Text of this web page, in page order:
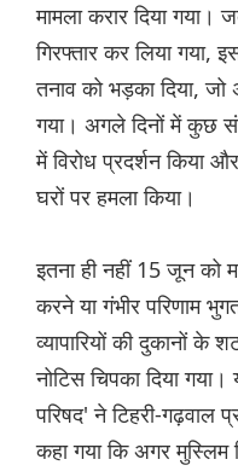
मामला करार दिया गया।
गिरफ्तार कर लिया गया,
तनाव को भड़का दिया,
गया। अगले दिनों में कुछ
में विरोध प्रदर्शन किया
घरों पर हमला किया।
इतना ही नहीं 15 जून को
करने या गंभीर परिणाम
व्यापारियों की दुकानों के
नोटिस चिपका दिया गया।
परिषद' ने टिहरी-गढ़वाल
कहा गया कि अगर मुस्लिम